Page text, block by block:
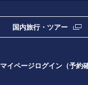
国内旅行・ツアー
マイページログイン（予約